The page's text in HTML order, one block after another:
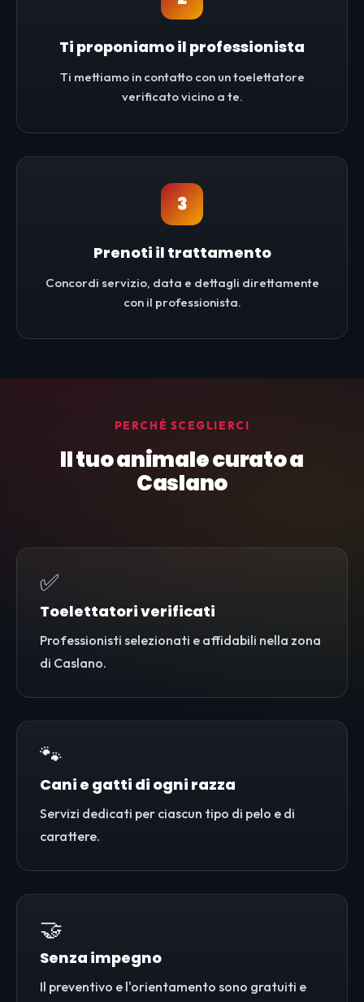
Ti proponiamo il professionista
Ti mettiamo in contatto con un toelettatore
verificato vicino a te.
3
Prenoti il trattamento
Concordi servizio, data e dettagli direttamente
con il professionista.
PERCHÉ SCEGLIERCI
Il tuo animale curato a
Caslano
✅
Toelettatori verificati
Professionisti selezionati e affidabili nella zona
di Caslano.
🐾
Cani e gatti di ogni razza
Servizi dedicati per ciascun tipo di pelo e di
carattere.
🤝
Senza impegno
Il preventivo e l'orientamento sono gratuiti e